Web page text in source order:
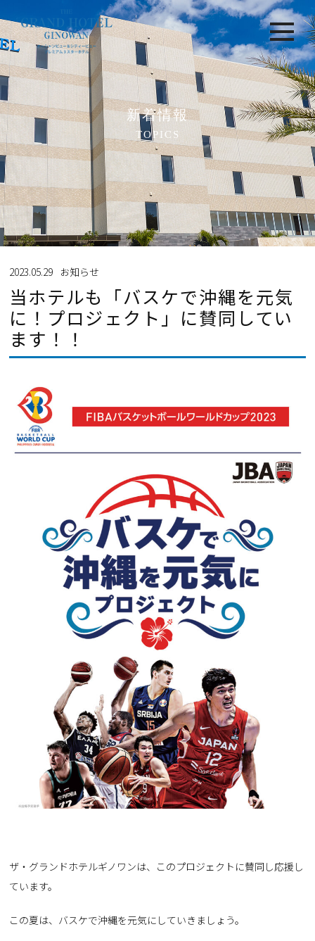
新着情報
TOPICS
2023.05.29 お知らせ
当ホテルも「バスケで沖縄を元気
に！プロジェクト」に賛同してい
ます！！
ザ・グランドホテルギノワンは、このプロジェクトに賛同し応援し
ています。
この夏は、バスケで沖縄を元気にしていきましょう。